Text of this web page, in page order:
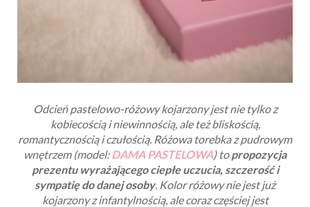
Odcień pastelowo-różowy kojarzony jest nie tylko z
kobiecością i niewinnością, ale też bliskością,
romantycznością i czułością. Różowa torebka z pudrowym
wnętrzem (model: DAMA PASTELOWA) topropozycja
prezentu wyrażającego ciepłe uczucia, szczerość i
sympatię do danej osoby. Kolor różowy nie jest już
kojarzony z infantylnością, ale coraz częściej jest